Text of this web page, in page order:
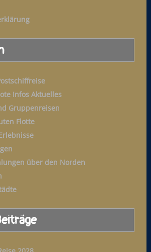
Infos Aktuelles
Gruppenreisen
Flotte
über den Norden